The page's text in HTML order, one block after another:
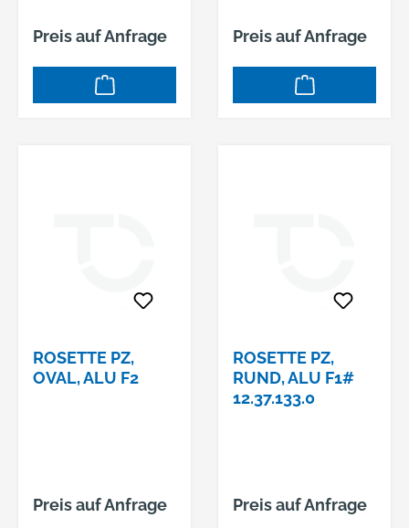
Preis auf Anfrage Preis auf Anfrage
ROSETTE PZ,
OVAL, ALU F2
Preis auf Anfrage
ROSETTE PZ,
RUND, ALU F1#
12.37.133.0
Preis auf Anfrage